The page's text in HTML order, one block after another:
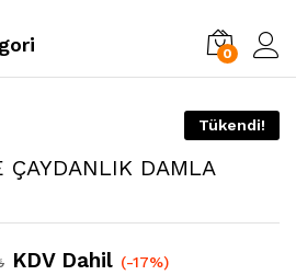
0
Tükendi!
ÇAYDANLIK DAMLA
KDV Dahil (-17%)